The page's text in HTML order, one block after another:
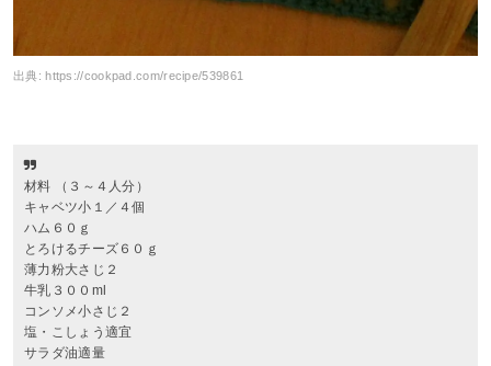
出典:https://cookpad.com/recipe/539861
材料 （３～４人分）
キャベツ小１／４個
ハム６０ｇ
とろけるチーズ６０ｇ
薄力粉大さじ２
牛乳３００ml
コンソメ小さじ２
塩・こしょう適宜
サラダ油適量